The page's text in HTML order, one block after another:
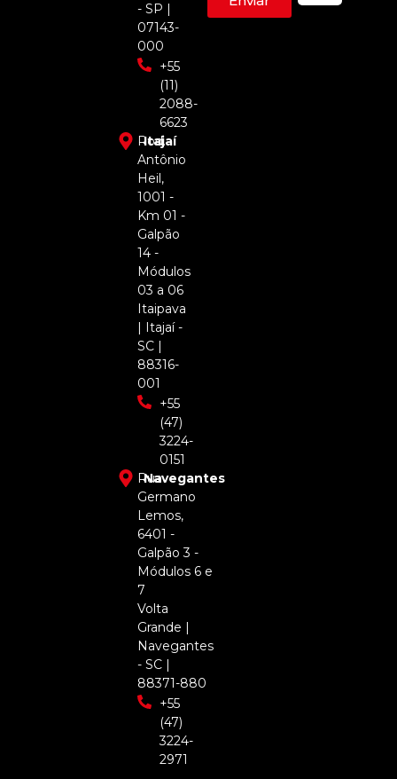
- SP |
07143-
000
+55
(11)
2088-
6623
Itajaí
Rod.
Antônio
Heil,
1001 -
Km 01 -
Galpão
14 -
Módulos
03 a 06
Itaipava
| Itajaí -
SC |
88316-
001
+55
(47)
3224-
0151
Navegantes
Rua
Germano
Lemos,
6401 -
Galpão 3 -
Módulos 6 e
7
Volta
Grande |
Navegantes
- SC |
88371-880
+55
(47)
3224-
2971